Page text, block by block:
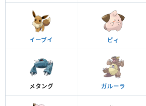
イーブイ ピィ
メタング ガルーラ